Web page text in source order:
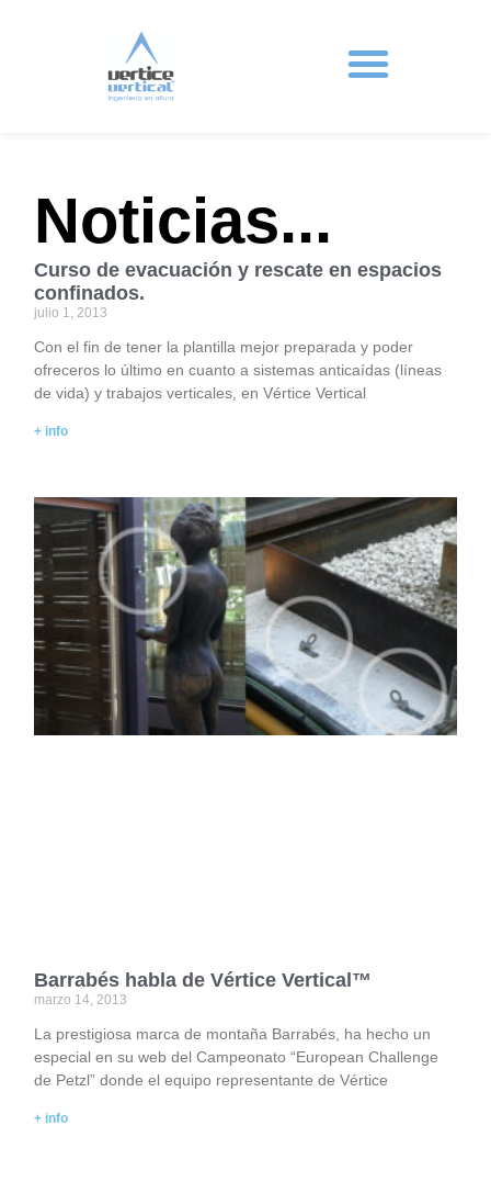
Noticias...
Curso de evacuación y rescate en espacios
confinados.
julio 1, 2013
Con el fin de tener la plantilla mejor preparada y poder
ofreceros lo último en cuanto a sistemas anticaídas (líneas
de vida) y trabajos verticales, en Vértice Vertical
+ info
Barrabés habla de Vértice Vertical™
marzo 14, 2013
La prestigiosa marca de montaña Barrabés, ha hecho un
especial en su web del Campeonato “European Challenge
de Petzl” donde el equipo representante de Vértice
+ info